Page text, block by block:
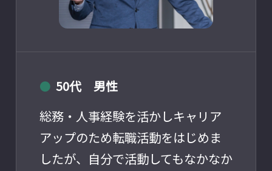
● 50代 男性
総務・人事経験を活かしキャリア
アップのため転職活動をはじめま
したが、自分で活動してもなかなか